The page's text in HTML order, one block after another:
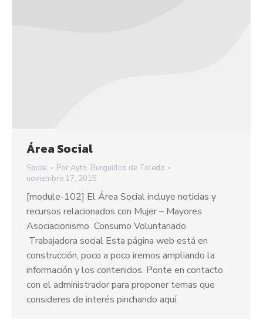
Área Social
Social PorAyto. Burguillos de Toledo
noviembre 17, 2015
[module-102] El Área Social incluye noticias y
recursos relacionados con Mujer – Mayores
Asociacionismo Consumo Voluntariado
Trabajadora social Esta página web está en
construcción, poco a poco iremos ampliando la
información y los contenidos. Ponte en contacto
con el administrador para proponer temas que
consideres de interés pinchando aquí.